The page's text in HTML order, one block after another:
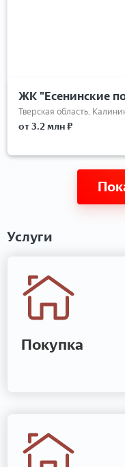
ЖК "Есенинские
Тверская область,
от 3.2 млн ₽
Услуги
Покупка